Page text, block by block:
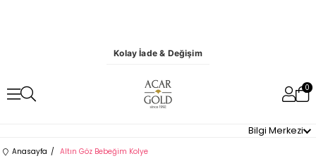
Kolay İade & Değişim
0
Bilgi Merkezi
Anasayfa Altın Göz Bebeğim Kolye